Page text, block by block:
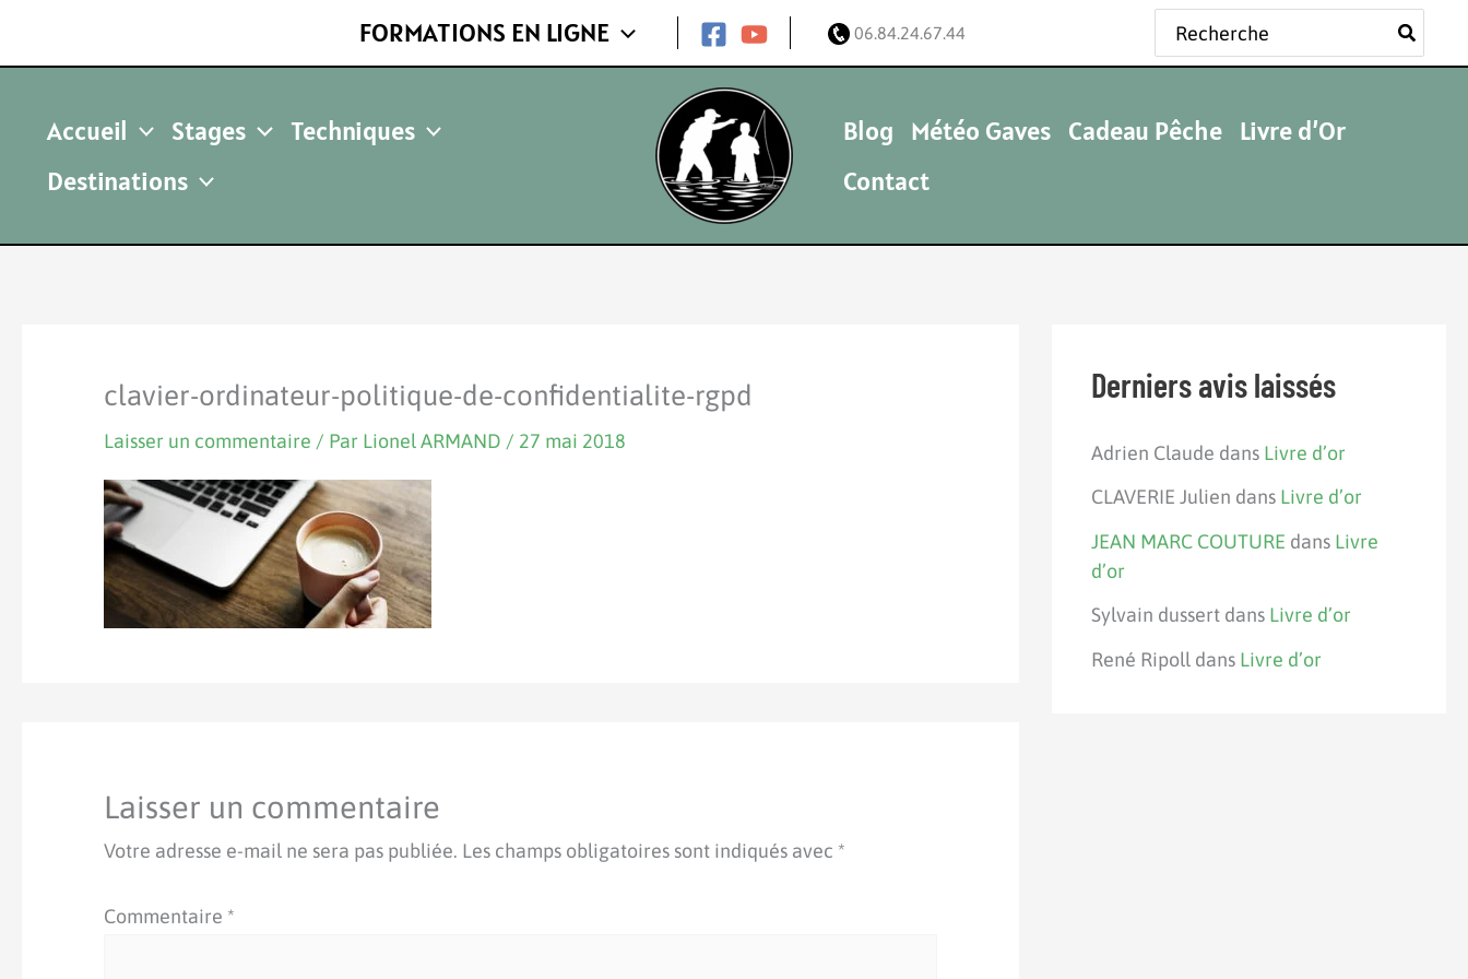
FORMATIONS EN LIGNE 06.84.24.67.44
Rechercher:
Accueil Stages
Techniques
Destinations
Blog Météo Gaves Cadeau Pêche Livre d’Or
Contact
clavier-ordinateur-politique-de-confidentialite-rgpd
Laisser un commentaire / Par Lionel ARMAND / 27 mai 2018
Laisser un commentaire
Votre adresse e-mail ne sera pas publiée. Les champs obligatoires sont indiqués avec *
Commentaire *
Derniers avis laissés
Adrien Claude dans Livre d’or
CLAVERIE Julien dans Livre d’or
JEAN MARC COUTURE dans Livre
d’or
Sylvain dussertdans Livre d’or
René Ripolldans Livre d’or